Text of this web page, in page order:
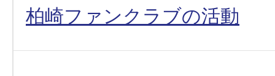
柏崎ファンクラブの活動